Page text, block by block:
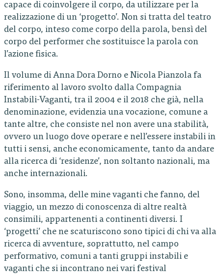
capace di coinvolgere il corpo, da utilizzare per la
realizzazione di un ‘progetto’. Non si tratta del teatro
del corpo, inteso come corpo della parola, bensì del
corpo del performer che sostituisce la parola con
l’azione fisica.
Il volume di Anna Dora Dorno e Nicola Pianzola fa
riferimento al lavoro svolto dalla Compagnia
Instabili-Vaganti, tra il 2004 e il 2018 che già, nella
denominazione, evidenzia una vocazione, comune a
tante altre, che consiste nel non avere una stabilità,
ovvero un luogo dove operare e nell’essere instabili in
tutti i sensi, anche economicamente, tanto da andare
alla ricerca di ‘residenze’, non soltanto nazionali, ma
anche internazionali.
Sono, insomma, delle mine vaganti che fanno, del
viaggio, un mezzo di conoscenza di altre realtà
consimili, appartenenti a continenti diversi. I
‘progetti’ che ne scaturiscono sono tipici di chi va alla
ricerca di avventure, soprattutto, nel campo
performativo, comuni a tanti gruppi instabili e
vaganti che si incontrano nei vari festival